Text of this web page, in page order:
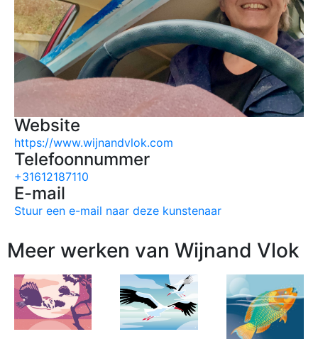
Website
https://www.wijnandvlok.com
Telefoonnummer
+31612187110
E-mail
Stuur een e-mail naar deze kunstenaar
Meer werken van Wijnand Vlok